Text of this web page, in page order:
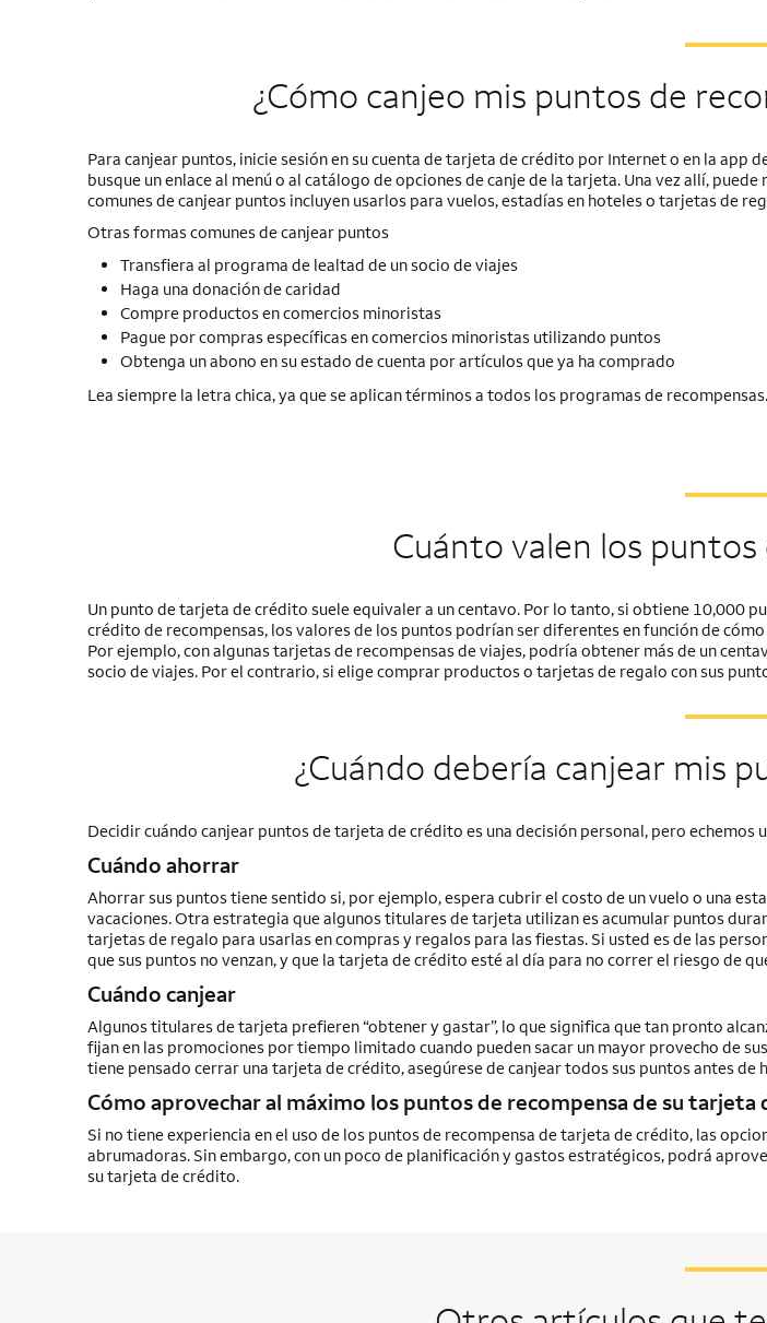
¿Cómo canjeo mis puntos de
Para canjear puntos, inicie sesión en su cuenta de tarjeta de crédito por Interneto en la app
busque un enlace al menú o al catálogo de opciones de canje de la tarjeta. Una vez allí,
comunes de canjear puntos incluyen usarlos para vuelos, estadías en hoteles o tarjetas de
Otras formas comunes de canjear puntos
Transfiera al programa de lealtad de un socio de viajes
Haga una donación de caridad
Compre productos en comercios minoristas
Pague por compras específicas en comercios minoristas utilizando puntos
Obtenga un abono en su estado de cuenta por artículos que ya ha comprado
Lea siempre la letra chica, ya que se aplican términos a todos los programas de recompensas.
Cuánto valen los
Un punto de tarjeta de crédito suele equivaler a un centavo. Por lo tanto, si obtiene 10,000
crédito de recompensas, los valores de los puntos podrían ser diferentes en función de
Por ejemplo, con algunas tarjetas de recompensas de viajes, podría obtener más de un
socio de viajes. Por el contrario, si elige comprar productos o tarjetas de regalo con sus
¿Cuándo debería canjear mis
Decidir cuándo canjear puntos de tarjeta de crédito es una decisión personal, pero echemos
Cuándo ahorrar
Ahorrar sus puntos tiene sentido si, por ejemplo, espera cubrir el costo de un vuelo o una
vacaciones. Otra estrategia que algunos titulares de tarjeta utilizan es acumular puntos
tarjetas de regalo para usarlas en compras y regalos para las fiestas. Si usted es de las
que sus puntos no venzan, y que la tarjeta de crédito esté al día para no correr el riesgo de
Cuándo canjear
Algunos titulares de tarjeta prefieren “obtener y gastar”, lo que significa que tan pronto
fijan en las promociones por tiempo limitado cuando pueden sacar un mayor provecho de
tiene pensado cerrar una tarjeta de crédito, asegúrese de canjear todos sus puntos antes de
Cómo aprovechar al máximo los puntos de recompensa de su tarjeta
Si no tiene experiencia en el uso de los puntos de recompensa de tarjeta de crédito, las
abrumadoras. Sin embargo, con un poco de planificación y gastos estratégicos, podrá
su tarjeta de crédito.